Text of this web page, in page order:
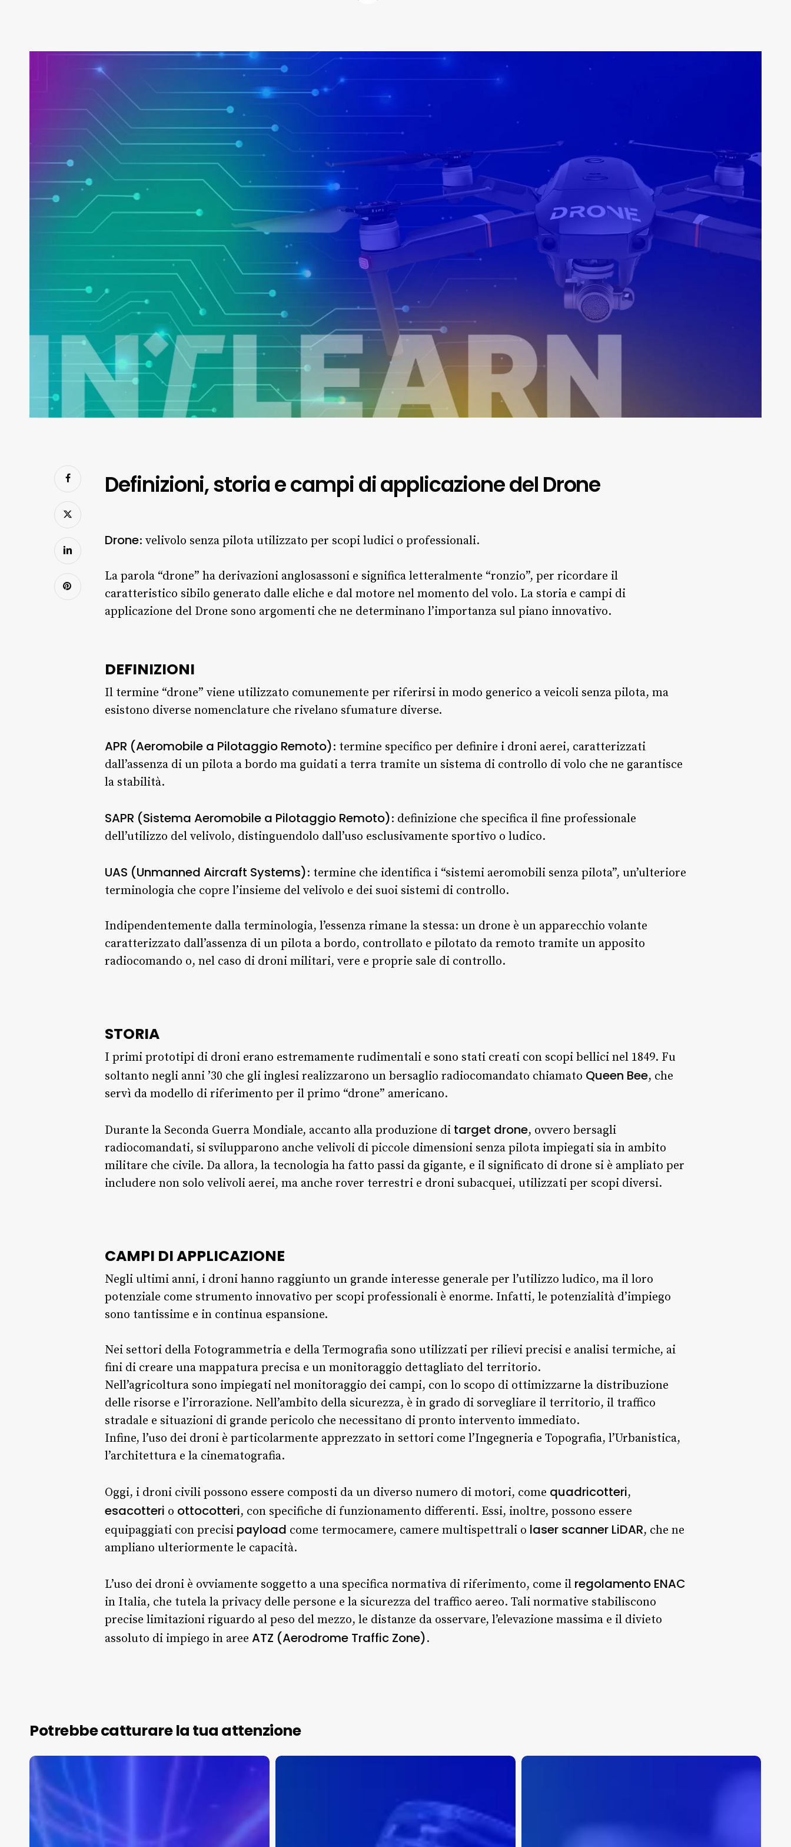
Definizioni, storia e campi di applicazione del Drone
Drone: velivolo senza pilota utilizzato per scopi ludici o professionali.
La parola “drone” ha derivazioni anglosassoni e significa letteralmente “ronzio”, per ricordare il
caratteristico sibilo generato dalle eliche e dal motore nel momento del volo. La storia e campi di
applicazione del Drone sono argomenti che ne determinano l’importanza sul piano innovativo.
DEFINIZIONI
Il termine “drone” viene utilizzato comunemente per riferirsi in modo generico a veicoli senza pilota, ma
esistono diverse nomenclature che rivelano sfumature diverse.
APR (Aeromobile a Pilotaggio Remoto): termine specifico per definire i droni aerei, caratterizzati
dall’assenza di un pilota a bordo ma guidati a terra tramite un sistema di controllo di volo che ne garantisce
la stabilità.
SAPR (Sistema Aeromobile a Pilotaggio Remoto): definizione che specifica il fine professionale
dell’utilizzo del velivolo, distinguendolo dall’uso esclusivamente sportivo o ludico.
UAS (Unmanned Aircraft Systems): termine che identifica i “sistemi aeromobili senza pilota”, un’ulteriore
terminologia che copre l’insieme del velivolo e dei suoi sistemi di controllo.
Indipendentemente dalla terminologia, l’essenza rimane la stessa: un drone è un apparecchio volante
caratterizzato dall’assenza di un pilota a bordo, controllato e pilotato da remoto tramite un apposito
radiocomando o, nel caso di droni militari, vere e proprie sale di controllo.
STORIA
I primi prototipi di droni erano estremamente rudimentali e sono stati creati con scopi bellici nel 1849. Fu
soltanto negli anni ’30 che gli inglesi realizzarono un bersaglio radiocomandato chiamato Queen Bee, che
servì da modello di riferimento per il primo “drone” americano.
Durante la Seconda Guerra Mondiale, accanto alla produzione di target drone, ovvero bersagli
radiocomandati, si svilupparono anche velivoli di piccole dimensioni senza pilota impiegati sia in ambito
militare che civile. Da allora, la tecnologia ha fatto passi da gigante, e il significato di drone si è ampliato per
includere non solo velivoli aerei, ma anche rover terrestri e droni subacquei, utilizzati per scopi diversi.
CAMPI DI APPLICAZIONE
Negli ultimi anni, i droni hanno raggiunto un grande interesse generale per l’utilizzo ludico, ma il loro
potenziale come strumento innovativo per scopi professionali è enorme. Infatti, le potenzialità d’impiego
sono tantissime e in continua espansione.
Nei settori della Fotogrammetria e della Termografia sono utilizzati per rilievi precisi e analisi termiche, ai
fini di creare una mappatura precisa e un monitoraggio dettagliato del territorio.
Nell’agricoltura sono impiegati nel monitoraggio dei campi, con lo scopo di ottimizzarne la distribuzione
delle risorse e l’irrorazione. Nell’ambito della sicurezza, è in grado di sorvegliare il territorio, il traffico
stradale e situazioni di grande pericolo che necessitano di pronto intervento immediato.
Infine, l’uso dei droni è particolarmente apprezzato in settori come l’Ingegneria e Topografia, l’Urbanistica,
l’architettura e la cinematografia.
Oggi, i droni civili possono essere composti da un diverso numero di motori, come quadricotteri,
esacotteri o ottocotteri, con specifiche di funzionamento differenti. Essi, inoltre, possono essere
equipaggiati con precisi payload come termocamere, camere multispettrali o laser scanner LiDAR, che ne
ampliano ulteriormente le capacità.
L’uso dei droni è ovviamente soggetto a una specifica normativa di riferimento, come il regolamento ENAC
in Italia, che tutela la privacy delle persone e la sicurezza del traffico aereo. Tali normative stabiliscono
precise limitazioni riguardo al peso del mezzo, le distanze da osservare, l’elevazione massima e il divieto
assoluto di impiego in aree ATZ (Aerodrome Traffic Zone).
Potrebbe catturare la tua attenzione